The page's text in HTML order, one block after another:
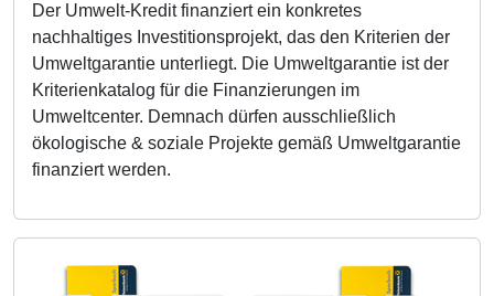
Der Umwelt-Kredit finanziert ein konkretes
nachhaltiges Investitionsprojekt, das den Kriterien der
Umweltgarantie unterliegt. Die Umweltgarantie ist der
Kriterienkatalog für die Finanzierungen im
Umweltcenter. Demnach dürfen ausschließlich
ökologische & soziale Projekte gemäß Umweltgarantie
finanziert werden.